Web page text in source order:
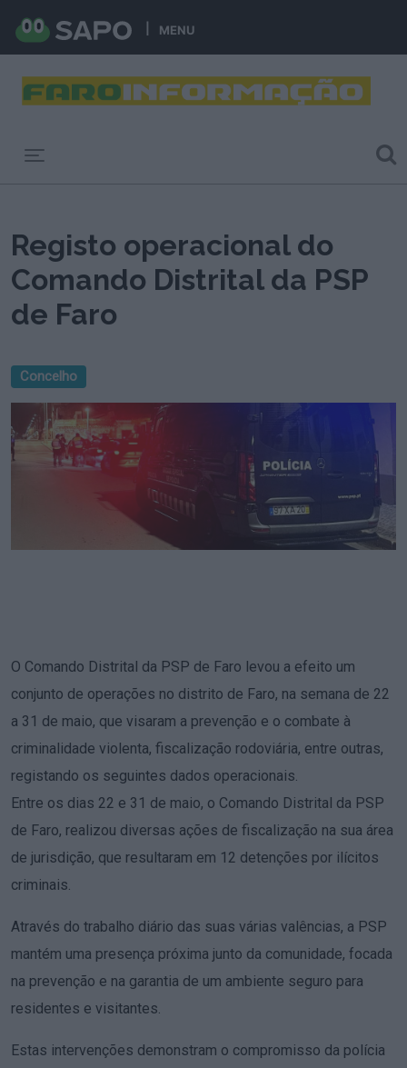
MENU
Registo operacional do
Comando Distrital da PSP
de Faro
Concelho
O Comando Distrital da PSP de Faro levou a efeito um
conjunto de operações no distrito de Faro, na semana de 22
a 31 de maio, que visaram a prevenção e o combate à
criminalidade violenta, fiscalização rodoviária, entre outras,
registando os seguintes dados operacionais.
Entre os dias 22 e 31 de maio, o Comando Distrital da PSP
de Faro, realizou diversas ações de fiscalização na sua área
de jurisdição, que resultaram em 12 detenções por ilícitos
criminais.
Através do trabalho diário das suas várias valências, a PSP
mantém uma presença próxima junto da comunidade, focada
na prevenção e na garantia de um ambiente seguro para
residentes e visitantes.
Estas intervenções demonstram o compromisso da polícia